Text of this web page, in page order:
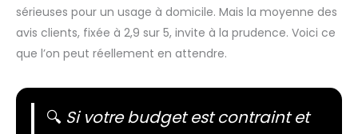
sérieuses pour un usage à domicile. Mais la moyenne des
avis clients, fixée à 2,9 sur 5, invite à la prudence. Voici ce
que l’on peut réellement en attendre.
🔍 Si votre budget est contraint et